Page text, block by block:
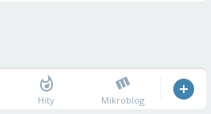
Hity Mikroblog